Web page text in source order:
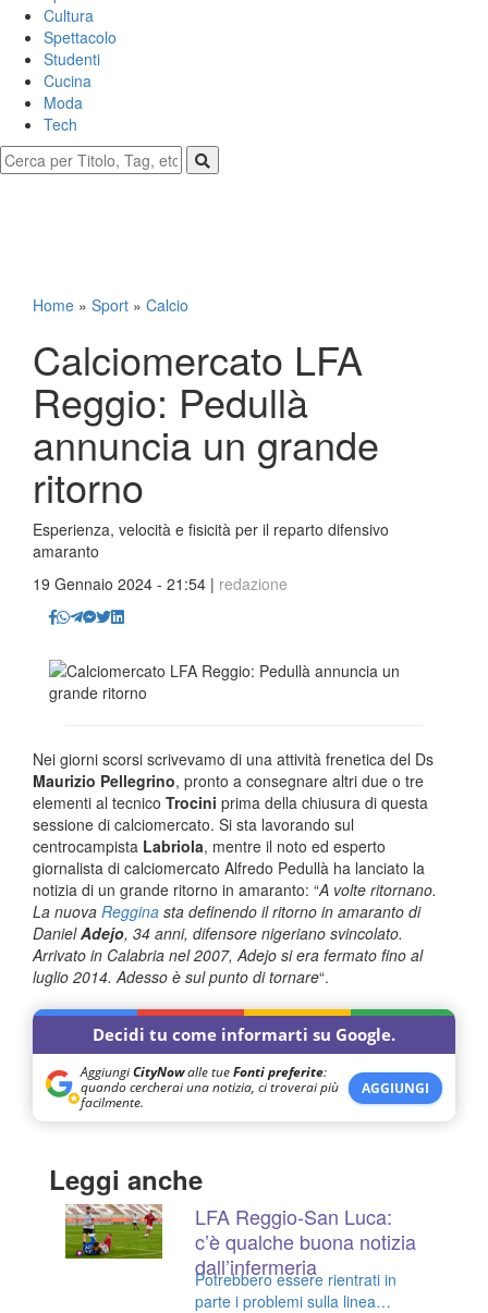
Cultura
Spettacolo
Studenti
Cucina
Moda
Tech
Home » Sport » Calcio
Calciomercato LFA
Reggio: Pedullà
annuncia un grande
ritorno
Esperienza, velocità e fisicità per il reparto difensivo
amaranto
19 Gennaio 2024 - 21:54 | redazione
Nei giorni scorsi scrivevamo di una attività frenetica del Ds
Maurizio Pellegrino, pronto a consegnare altri due o tre
elementi al tecnico Trocini prima della chiusura di questa
sessione di calciomercato. Si sta lavorando sul
centrocampista Labriola, mentre il noto ed esperto
giornalista di calciomercato Alfredo Pedullà ha lanciato la
notizia di un grande ritorno in amaranto: “A volte ritornano.
La nuova Reggina sta definendo il ritorno in amaranto di
DanielAdejo, 34 anni, difensore nigeriano svincolato.
Arrivato in Calabria nel 2007, Adejo si era fermato fino al
luglio 2014. Adesso è sul punto di tornare“.
Decidi tu come informarti su Google.
AggiungiCityNowalle tueFonti preferite:
quando cercherai una notizia, ci troverai più
facilmente.
AGGIUNGI
Leggi anche
LFA Reggio-San Luca:
c’è qualche buona notizia
dall’infermeria
Potrebbero essere rientrati in
parte i problemi sulla linea